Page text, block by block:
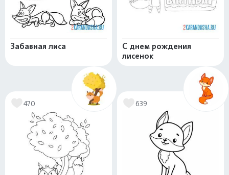
Забавная лиса
С днем рождения
лисенок
470 639